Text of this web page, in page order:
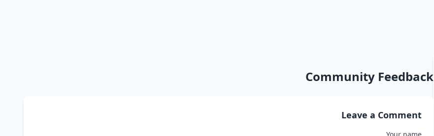
Community Feedback
Leave a Comment